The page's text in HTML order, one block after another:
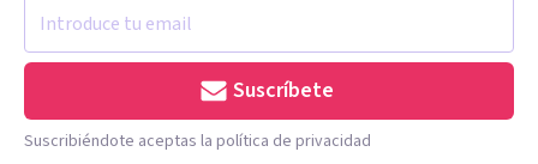
Suscríbete
Suscribiéndote aceptas la política de privacidad